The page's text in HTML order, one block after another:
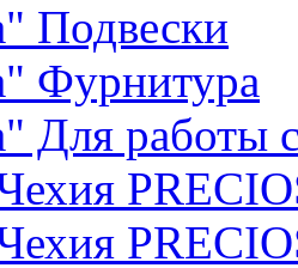
Подвески
Фурнитура
Для работы